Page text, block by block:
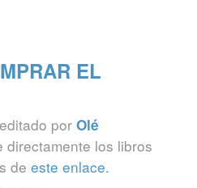
EL
por Olé
directamente los libros
de este enlace.